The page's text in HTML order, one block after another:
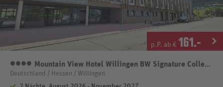
p.P. ab € 161.-
4 Sterne
Mountain View Hotel Willingen BW Signature Collection by Best Western
Deutschland / Hessen / Willingen